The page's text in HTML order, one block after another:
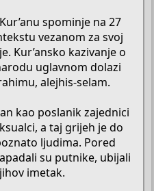
spominje na 27
vezanom za svoj
Kur’ansko kazivanje o
uglavnom dolazi
alejhis-selam.
kao poslanik zajednici
a taj grijeh je do
ljudima. Pored
su putnike, ubijali
imetak.